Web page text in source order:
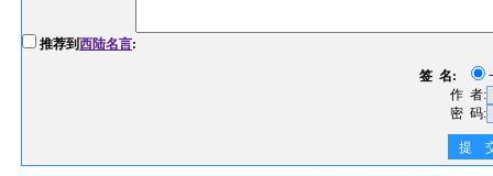
推荐到西陆名言:
签 名:
作 者:
密 码:
提